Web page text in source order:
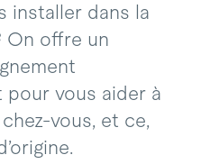
installer dans la
On offre un
vous aider à
vous, et ce,